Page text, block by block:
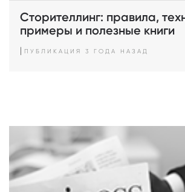
Сторителлинг: правила,
примеры и полезные книги
| ПУБЛИКАЦИЯ 3 ГОДА НАЗАД